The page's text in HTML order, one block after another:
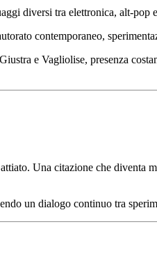
diversi tra elettronica, alt-pop
contemporaneo,
e Vagliolise, presenza
Una citazione che
un dialogo continuo tra